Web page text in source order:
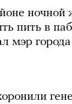
ночной
пить в
мэр